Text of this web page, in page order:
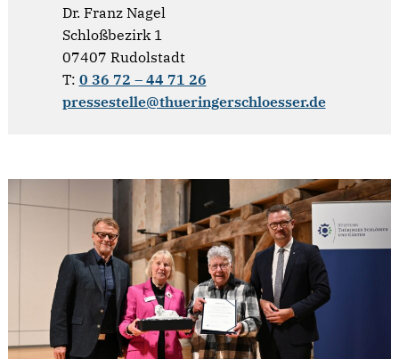
Dr. Franz Nagel
Schloßbezirk 1
07407 Rudolstadt
T: 0 36 72 – 44 71 26
pressestelle@thueringerschloesser.de